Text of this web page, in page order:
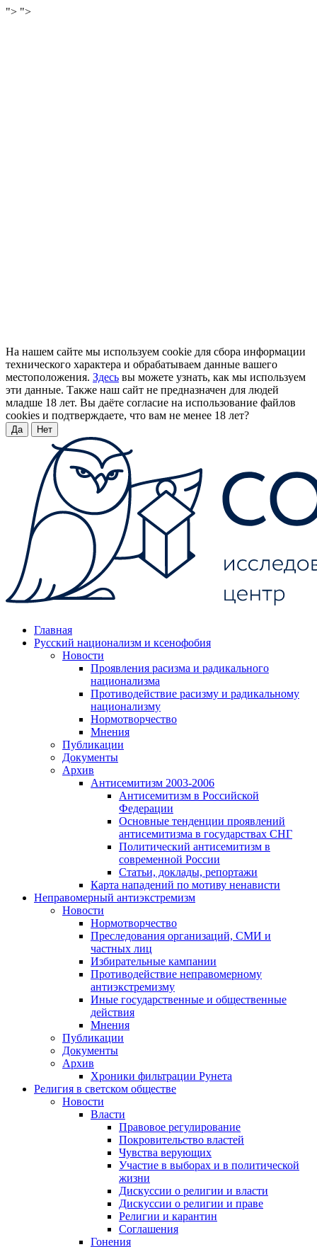
"> ">
На нашем сайте мы используем cookie для сбора информации
технического характера и обрабатываем данные вашего
местоположения. Здесь вы можете узнать, как мы используем
эти данные. Также наш сайт не предназначен для людей
младше 18 лет. Вы даёте согласие на использование файлов
cookies и подтверждаете, что вам не менее 18 лет?
Да Нет
Главная
Русский национализм и ксенофобия
Новости
Проявления расизма и радикального
национализма
Противодействие расизму и радикальному
национализму
Нормотворчество
Мнения
Публикации
Документы
Архив
Антисемитизм 2003-2006
Антисемитизм в Российской
Федерации
Основные тенденции проявлений
антисемитизма в государствах СНГ
Политический антисемитизм в
современной России
Статьи, доклады, репортажи
Карта нападений по мотиву ненависти
Неправомерный антиэкстремизм
Новости
Нормотворчество
Преследования организаций, СМИ и
частных лиц
Избирательные кампании
Противодействие неправомерному
антиэкстремизму
Иные государственные и общественные
действия
Мнения
Публикации
Документы
Архив
Хроники фильтрации Рунета
Религия в светском обществе
Новости
Власти
Правовое регулирование
Покровительство властей
Чувства верующих
Участие в выборах и в политической
жизни
Дискуссии о религии и власти
Дискуссии о религии и праве
Религии и карантин
Соглашения
Гонения